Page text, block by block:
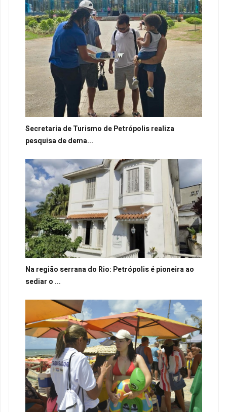
Secretaria de Turismo de Petrópolis realiza
pesquisa de dema...
Na região serrana do Rio: Petrópolis é pioneira ao
sediar o ...